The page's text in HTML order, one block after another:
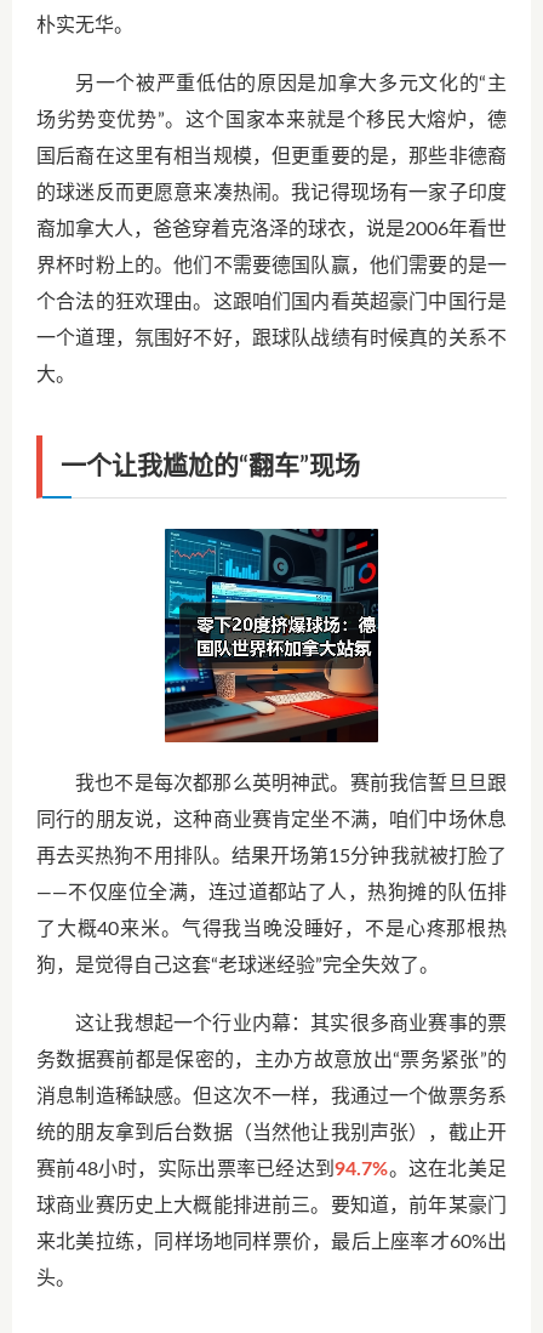
朴实无华。
另一个被严重低估的原因是加拿大多元文化的“主
场劣势变优势”。这个国家本来就是个移民大熔炉，德
国后裔在这里有相当规模，但更重要的是，那些非德裔
的球迷反而更愿意来凑热闹。我记得现场有一家子印度
裔加拿大人，爸爸穿着克洛泽的球衣，说是2006年看世
界杯时粉上的。他们不需要德国队赢，他们需要的是一
个合法的狂欢理由。这跟咱们国内看英超豪门中国行是
一个道理，氛围好不好，跟球队战绩有时候真的关系不
大。
一个让我尴尬的“翻车”现场
我也不是每次都那么英明神武。赛前我信誓旦旦跟
同行的朋友说，这种商业赛肯定坐不满，咱们中场休息
再去买热狗不用排队。结果开场第15分钟我就被打脸了
——不仅座位全满，连过道都站了人，热狗摊的队伍排
了大概40来米。气得我当晚没睡好，不是心疼那根热
狗，是觉得自己这套“老球迷经验”完全失效了。
这让我想起一个行业内幕：其实很多商业赛事的票
务数据赛前都是保密的，主办方故意放出“票务紧张”的
消息制造稀缺感。但这次不一样，我通过一个做票务系
统的朋友拿到后台数据（当然他让我别声张），截止开
赛前48小时，实际出票率已经达到94.7%。这在北美足
球商业赛历史上大概能排进前三。要知道，前年某豪门
来北美拉练，同样场地同样票价，最后上座率才60%出
头。